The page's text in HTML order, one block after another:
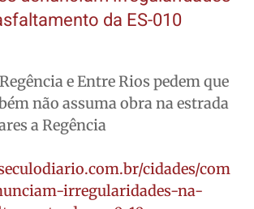
da ES-010
e Entre Rios pedem que
não assuma obra na estrada
a Regência
cidades/com
irregularidades-na-